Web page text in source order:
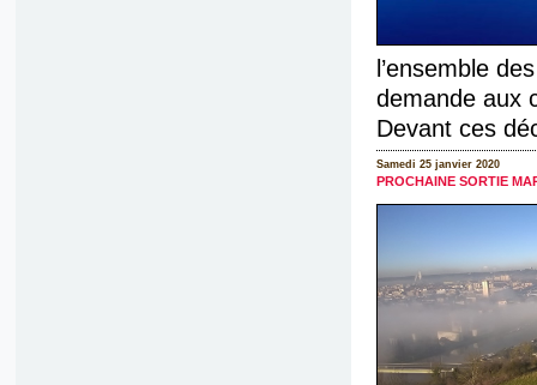
l’ensemble
demande aux
Devant ces
Samedi 25 janvier 2020
PROCHAINE SORTIE